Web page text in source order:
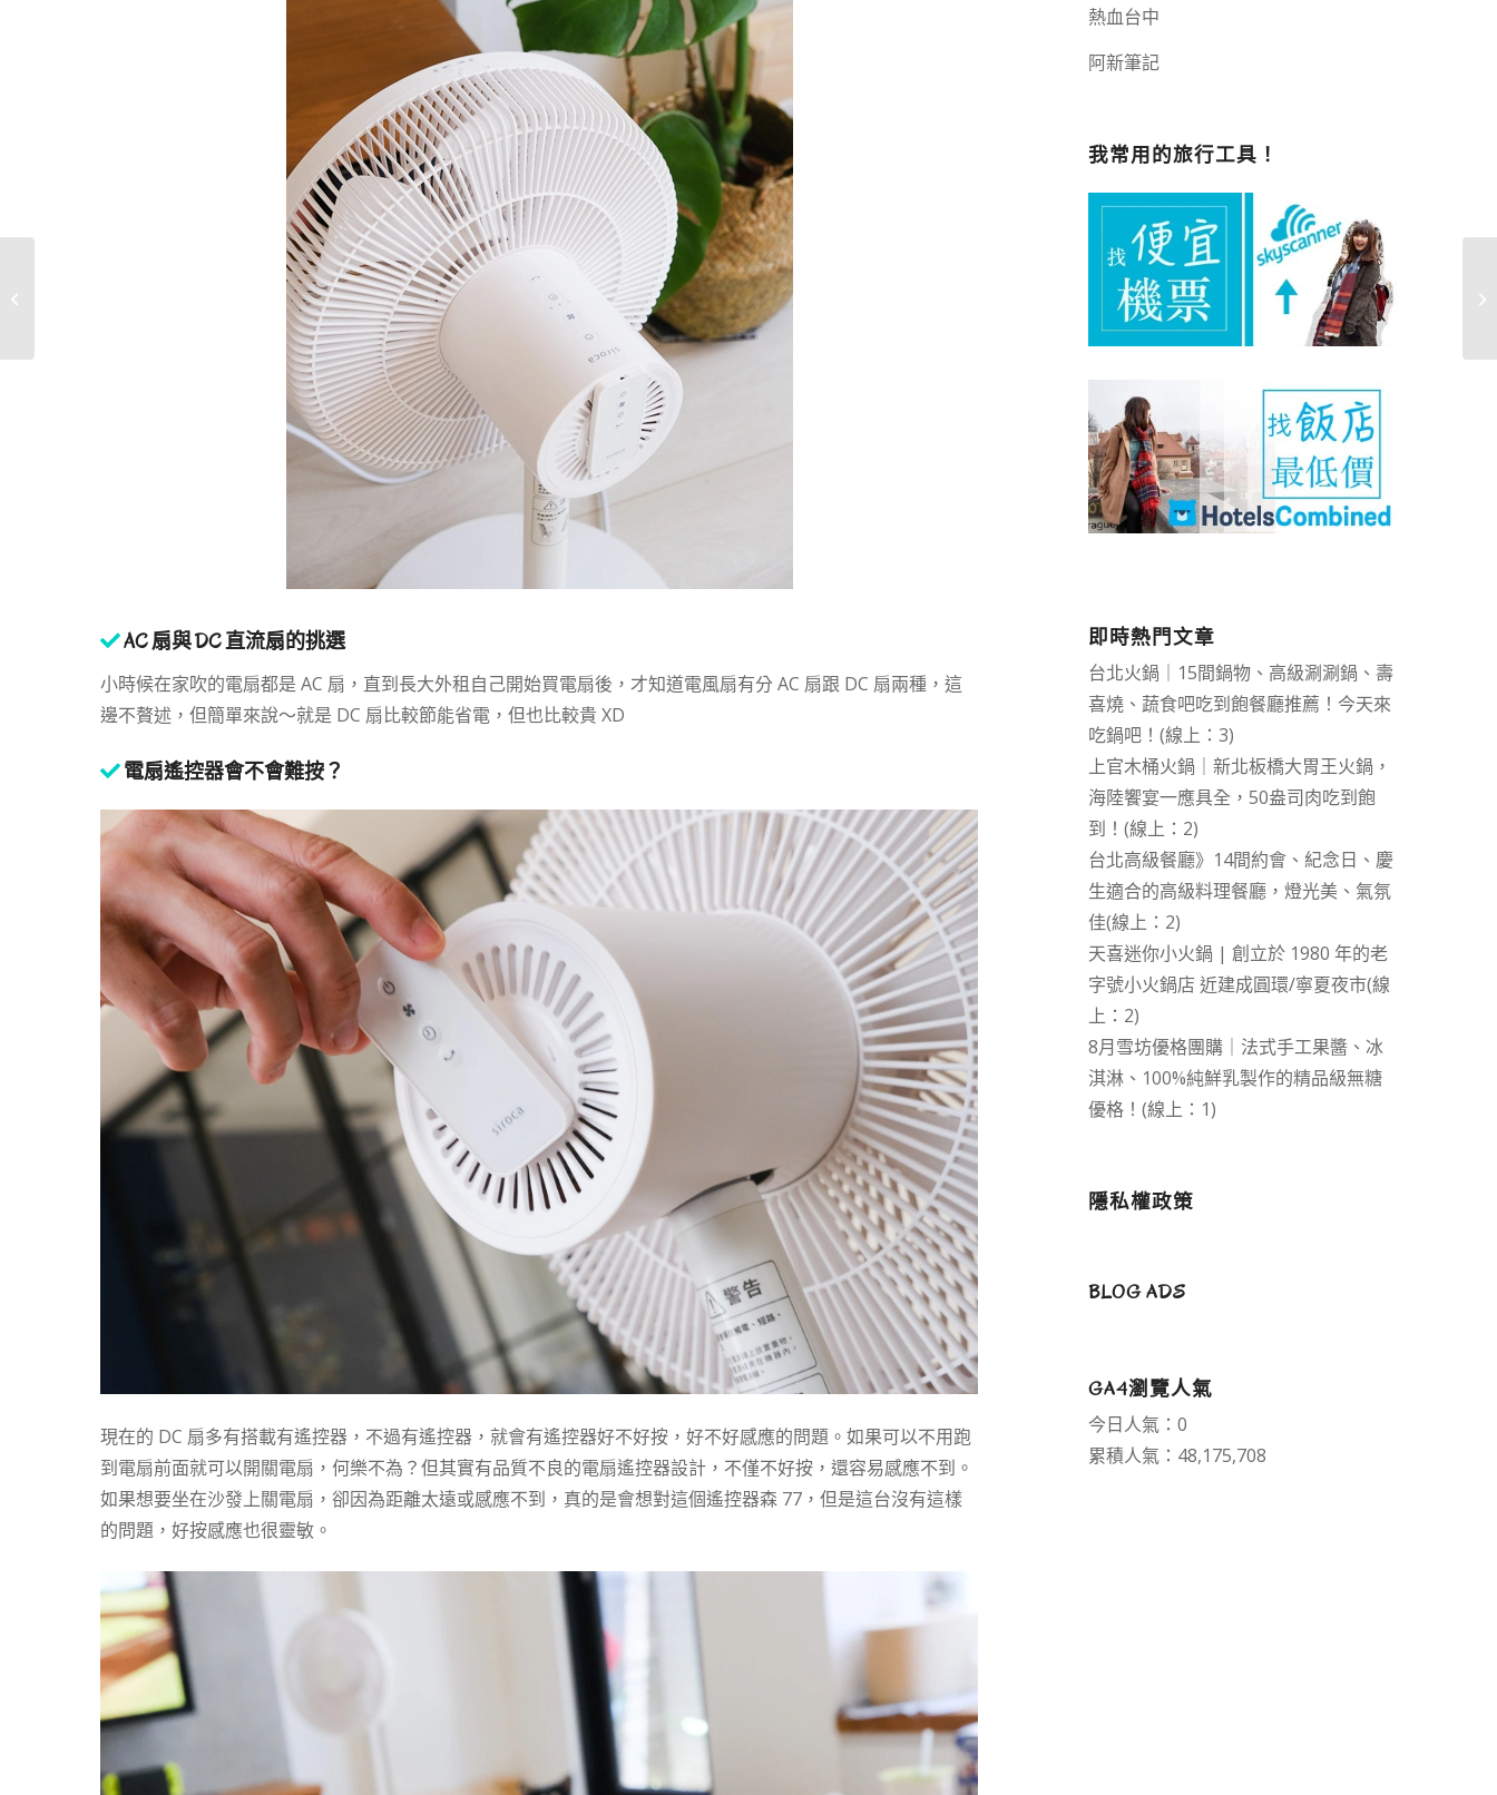
AC 扇與 DC 直流扇的挑選
小時候在家吹的電扇都是 AC 扇，直到長大外租自己開始買電扇後，才知道電風扇有分 AC 扇跟 DC 扇兩種，這
邊不贅述，但簡單來說～就是 DC 扇比較節能省電，但也比較貴 XD
電扇遙控器會不會難按？
現在的 DC 扇多有搭載有遙控器，不過有遙控器，就會有遙控器好不好按，好不好感應的問題。如果可以不用跑
到電扇前面就可以開關電扇，何樂不為？但其實有品質不良的電扇遙控器設計，不僅不好按，還容易感應不到。
如果想要坐在沙發上關電扇，卻因為距離太遠或感應不到，真的是會想對這個遙控器森 77，但是這台沒有這樣
的問題，好按感應也很靈敏。
熱血台中
阿新筆記嘉義+1 | 嘉義加一
我常用的旅行工具！
即時熱門文章
台北火鍋｜15間鍋物、高級涮涮鍋、壽
喜燒、蔬食吧吃到飽餐廳推薦！今天來
吃鍋吧！(線上：3)
上官木桶火鍋｜新北板橋大胃王火鍋，
海陸饗宴一應具全，50盎司肉吃到飽
到！(線上：2)
台北高級餐廳》14間約會、紀念日、慶
生適合的高級料理餐廳，燈光美、氣氛
佳(線上：2)
天喜迷你小火鍋 | 創立於 1980 年的老
字號小火鍋店 近建成圓環/寧夏夜市(線
上：2)
8月雪坊優格團購｜法式手工果醬、冰
淇淋、100%純鮮乳製作的精品級無糖
優格！(線上：1)
隱私權政策
BLOG ADS
GA4瀏覽人氣
今日人氣：0
累積人氣：48,175,708